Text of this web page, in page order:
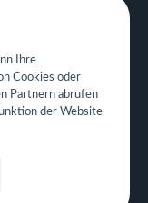
für Restaurant
Ihre
Cookies oder
Partnern abrufen
der Website